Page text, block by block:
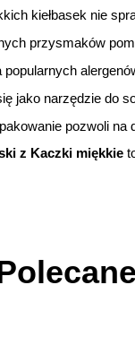
kiełbasek nie
przysmaków
popularnych
jako narzędzie do
pozwoli na
z Kaczki miękkie